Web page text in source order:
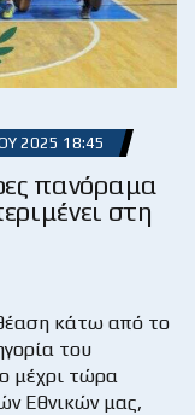
2025 18:45
πανόραμα
στη
κάτω από το
του
μέχρι τώρα
Εθνικών μας,